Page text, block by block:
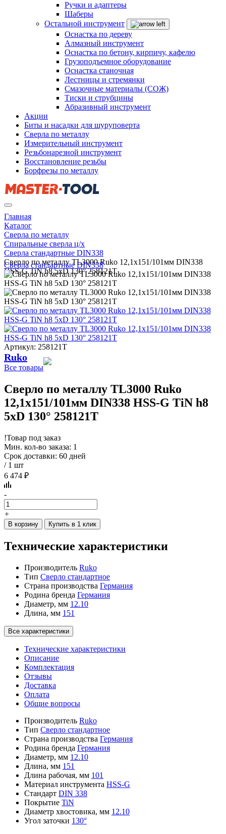
Ручки и адаптеры
Шаберы
Остальной инструмент
Оснастка по дереву
Алмазный инструмент
Оснастка по бетону, кирпичу, кафелю
Грузоподъемное оборудование
Оснастка станочная
Лестницы и стремянки
Смазочные материалы (СОЖ)
Тиски и струбцины
Абразивный инструмент
Акции
Биты и насадки для шуруповерта
Сверла по металлу
Измерительный инструмент
Резьбонарезной инструмент
Восстановление резьбы
Борфрезы по металлу
Главная
Каталог
Сверла по металлу
Спиральные сверла ц/х
Сверла стандартные DIN338
Сверло по металлу TL3000 Ruko 12,1x151/101мм DIN338
HSS-G TiN h8 5xD 130° 258121T
Сверла стандартные DIN338
Артикул: 258121T
Ruko
Все товары
Сверло по металлу TL3000 Ruko
12,1x151/101мм DIN338 HSS-G TiN h8
5xD 130° 258121T
!Товар под заказ
Мин. кол-во заказа: 1
Срок доставки: 60 дней
/ 1 шт
6 474 ₽
-
+
В корзину Купить в 1 клик
Технические характеристики
Производитель Ruko
Тип Сверло стандартное
Страна производства Германия
Родина бренда Германия
Диаметр, мм 12.10
Длина, мм 151
Все характеристики
Технические характеристики
Описание
Комплектация
Отзывы
Доставка
Оплата
Общие вопросы
Производитель Ruko
Тип Сверло стандартное
Страна производства Германия
Родина бренда Германия
Диаметр, мм 12.10
Длина, мм 151
Длина рабочая, мм 101
Материал инструмента HSS-G
Стандарт DIN 338
Покрытие TiN
Диаметр хвостовика, мм 12.10
Угол заточки 130°